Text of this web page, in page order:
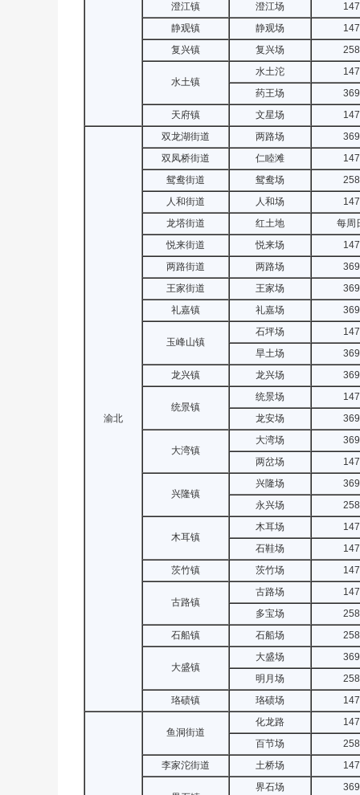
澄江镇
澄江场
147
静观镇
静观场
147
复兴镇
复兴场 258
水土镇
水土沱
147
药王场
369
天府镇
文星场 147
渝北
双龙湖街道 两路场
369
双凤桥街道
仁睦滩
147
鸳鸯街道
鸳鸯场
258
人和街道
人和场
147
龙塔街道
红土地
每周
悦来街道
悦来场
147
两路街道
两路场
369
王家街道
王家场
369
礼嘉镇
礼嘉场 369
玉峰山镇
石坪场
147
旱土场
369
龙兴镇
龙兴场 369
统景镇
统景场
147
龙安场
369
大湾镇
大湾场
369
两岔场
147
兴隆镇
兴隆场
369
永兴场
258
木耳镇
木耳场
147
石鞋场
147
茨竹镇
茨竹场 147
古路镇
古路场
147
多宝场
258
石船镇
石船场 258
大盛镇
大盛场
369
明月场
258
珞碛镇
珞碛场 147
鱼洞街道
化龙路
147
百节场
258
李家沱街道
土桥场 147
界石场
369